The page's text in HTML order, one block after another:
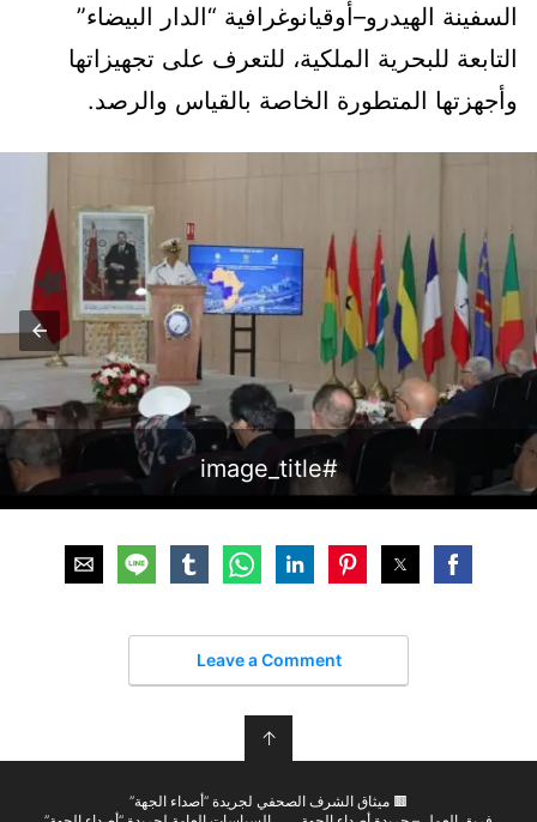
السفينة الهيدرو–أوقيانوغرافية “الدار البيضاء”
التابعة للبحرية الملكية، للتعرف على تجهيزاتها
وأجهزتها المتطورة الخاصة بالقياس والرصد.
#image_title
Leave a Comment
↑
🟫 ميثاق الشرف الصحفي لجريدة “أصداء الجهة”